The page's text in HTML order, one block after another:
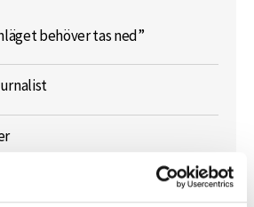
behöver tas ned”
nedläggning